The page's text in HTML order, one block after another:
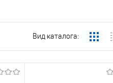
Вид каталога: